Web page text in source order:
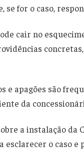
for o caso,
cair no
apagões são
da
a instalação da
o caso e